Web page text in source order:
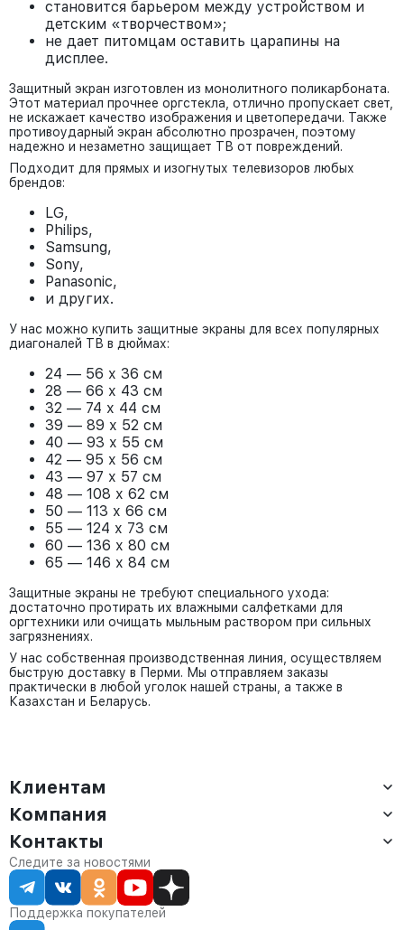
становится барьером между устройством и
детским «творчеством»;
не дает питомцам оставить царапины на
дисплее.
Защитный экран изготовлен из монолитного поликарбоната.
Этот материал прочнее оргстекла, отлично пропускает свет,
не искажает качество изображения и цветопередачи. Также
противоударный экран абсолютно прозрачен, поэтому
надежно и незаметно защищает ТВ от повреждений.
Подходит для прямых и изогнутых телевизоров любых
брендов:
LG,
Philips,
Samsung,
Sony,
Panasonic,
и других.
У нас можно купить защитные экраны для всех популярных
диагоналей ТВ в дюймах:
24 — 56 х 36 см
28 — 66 х 43 см
32 — 74 х 44 см
39 — 89 х 52 см
40 — 93 х 55 см
42 — 95 х 56 см
43 — 97 х 57 см
48 — 108 х 62 см
50 — 113 х 66 см
55 — 124 х 73 см
60 — 136 х 80 см
65 — 146 х 84 см
Защитные экраны не требуют специального ухода:
достаточно протирать их влажными салфетками для
оргтехники или очищать мыльным раствором при сильных
загрязнениях.
У нас собственная производственная линия, осуществляем
быструю доставку в Перми. Мы отправляем заказы
практически в любой уголок нашей страны, а также в
Казахстан и Беларусь.
Клиентам
Доставка
Оплата
Сервис
Статус заказа
Статьи
Компания
О компании
Контакты
Партнёрам
Контакты
Отдел продаж:
8 (800) 234-22-62
corp@anvikor.ru
Ежедневно, с 7:00-19:00 (МСК)
Следите за новостями
Поддержка покупателей